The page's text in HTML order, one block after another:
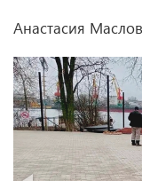
Анастасия